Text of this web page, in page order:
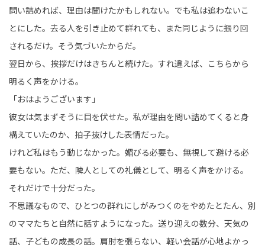
問い詰めれば、理由は聞けたかもしれない。でも私は追わないこ
とにした。去る人を引き止めて群れても、また同じように振り回
されるだけ。そう気づいたからだ。
翌日から、挨拶だけはきちんと続けた。すれ違えば、こちらから
明るく声をかける。
「おはようございます」
彼女は気まずそうに目を伏せた。私が理由を問い詰めてくると身
構えていたのか、拍子抜けした表情だった。
けれど私はもう動じなかった。媚びる必要も、無視して避ける必
要もない。ただ、隣人としての礼儀として、明るく声をかける。
それだけで十分だった。
不思議なもので、ひとつの群れにしがみつくのをやめたとたん、別
のママたちと自然に話すようになった。送り迎えの数分、天気の
話、子どもの成長の話。肩肘を張らない、軽い会話が心地よかっ